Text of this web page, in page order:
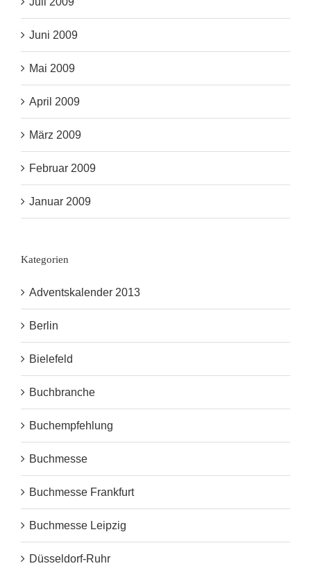
Juni 2009
Mai 2009
April 2009
März 2009
Februar 2009
Januar 2009
Kategorien
Adventskalender 2013
Berlin
Bielefeld
Buchbranche
Buchempfehlung
Buchmesse
Buchmesse Frankfurt
Buchmesse Leipzig
Düsseldorf-Ruhr